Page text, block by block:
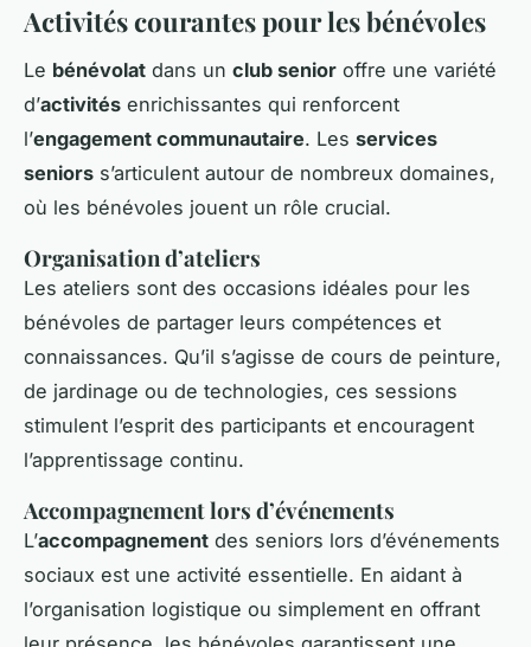
Activités courantes pour les bénévoles
Le bénévolat dans un club senior offre une variété
d’activités enrichissantes qui renforcent
l’engagement communautaire. Les services
seniors s’articulent autour de nombreux domaines,
où les bénévoles jouent un rôle crucial.
Organisation d’ateliers
Les ateliers sont des occasions idéales pour les
bénévoles de partager leurs compétences et
connaissances. Qu’il s’agisse de cours de peinture,
de jardinage ou de technologies, ces sessions
stimulent l’esprit des participants et encouragent
l’apprentissage continu.
Accompagnement lors d’événements
L’accompagnement des seniors lors d’événements
sociaux est une activité essentielle. En aidant à
l’organisation logistique ou simplement en offrant